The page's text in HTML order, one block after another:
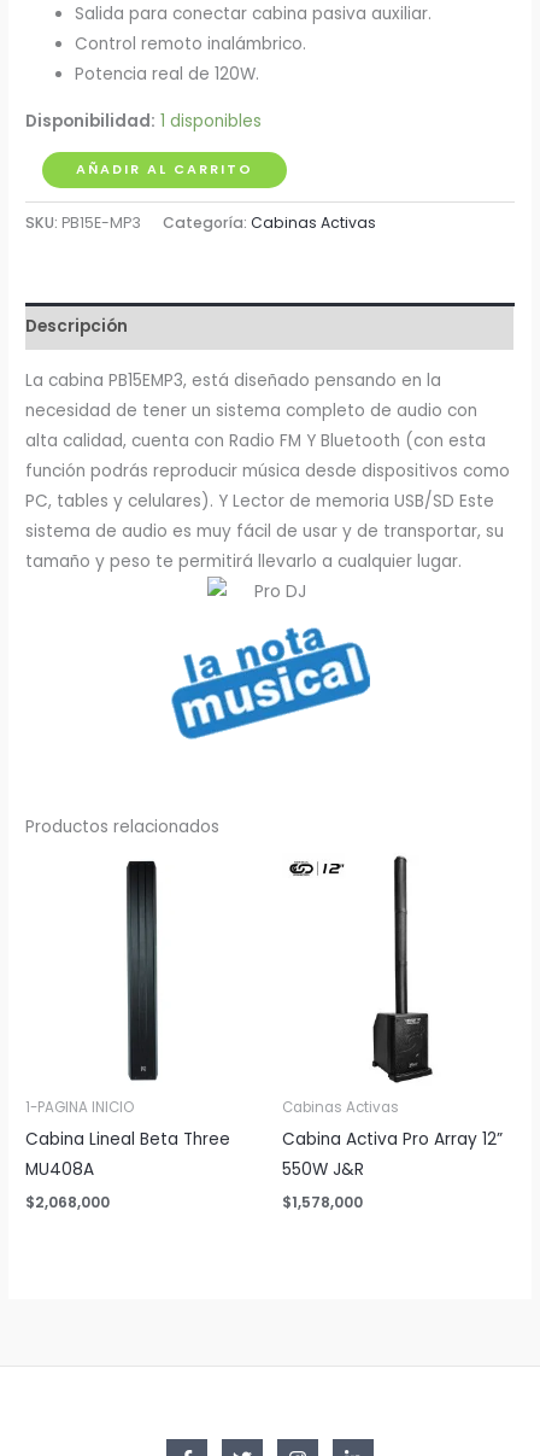
Salida para conectar cabina pasiva auxiliar.
Control remoto inalámbrico.
Potencia real de 120W.
Disponibilidad: 1 disponibles
Cabina
Activa
15"
DJ
cantidad
AÑADIR AL CARRITO
SKU: PB15E-MP3 Categoría:Cabinas Activas
Descripción
La cabina PB15EMP3, está diseñado pensando en la
necesidad de tener un sistema completo de audio con
alta calidad, cuenta con Radio FM Y Bluetooth (con esta
función podrás reproducir música desde dispositivos como
PC, tables y celulares). Y Lector de memoria USB/SD Este
sistema de audio es muy fácil de usar y de transportar, su
tamaño y peso te permitirá llevarlo a cualquier lugar.
Productos relacionados
1-PAGINA INICIO
Cabina Lineal Beta Three
MU408A
$2,068,000
Cabinas Activas
Cabina Activa Pro Array 12”
550W J&R
$1,578,000